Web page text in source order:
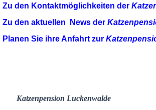
Zu den Kontaktmöglichkeiten der
Zu den aktuellen News der
Planen Sie ihre Anfahrt zur
Katzenpension Luckenwalde